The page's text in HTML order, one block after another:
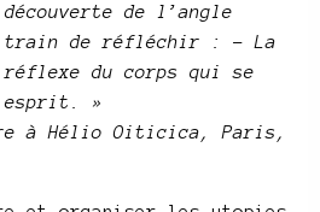
de l’angle
de réfléchir : – La
du corps qui se
esprit. »
à Hélio Oiticica, Paris,